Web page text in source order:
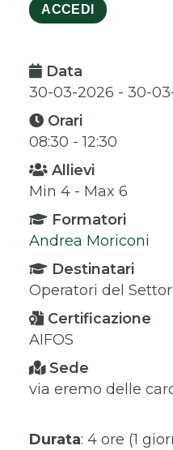
Durata: 4 ore (1
ACCEDI
Data
30-03-2026 - 30-
Orari
08:30 - 12:30
Allievi
Min 4 - Max 6
Formatori
Andrea Moriconi
Destinatari
Operatori del
Certificazione
AIFOS
Sede
via eremo delle